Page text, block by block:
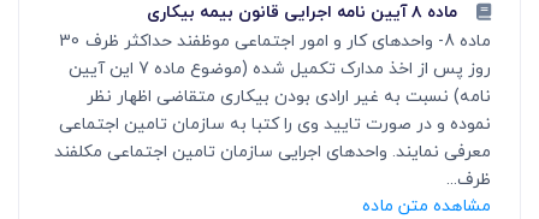
ماده ۸ آیین نامه اجرایی قانون بیمه بیکاری
ماده 8- واحدهای کار و امور اجتماعی موظفند حداکثر ظرف 30
روز پس از اخذ مدارک تکمیل شده (موضوع ماده 7 این آیین
نامه) نسبت به غیر ارادی بودن بیکاری متقاضی اظهار نظر
نموده و در صورت تایید وی را کتبا به سازمان تامین اجتماعی
معرفی نمایند. واحدهای اجرایی سازمان تامین اجتماعی مکلفند
ظرف...
مشاهده متن ماده